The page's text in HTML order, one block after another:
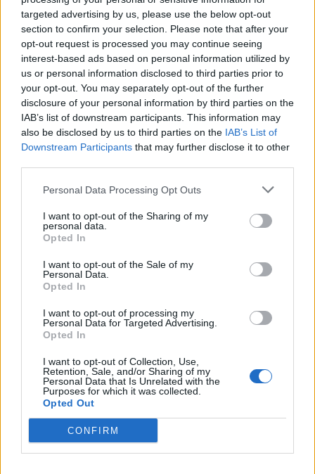
targeted advertising by us, please use the below opt-out
section to confirm your selection. Please note that after your
opt-out request is processed you may continue seeing
interest-based ads based on personal information utilized by
us or personal information disclosed to third parties prior to
your opt-out. You may separately opt-out of the further
disclosure of your personal information by third parties on the
IAB’s list of downstream participants. This information may
also be disclosed by us to third parties on the IAB’s List of
Downstream Participants that may further disclose it to other
Personal Data Processing Opt Outs
I want to opt-out of the Sharing of my
personal data.
Opted In
I want to opt-out of the Sale of my
Personal Data.
Opted In
I want to opt-out of processing my
Personal Data for Targeted Advertising.
Opted In
I want to opt-out of Collection, Use,
Retention, Sale, and/or Sharing of my
Personal Data that Is Unrelated with the
Purposes for which it was collected.
Opted Out
CONFIRM
Facebook Share on X Bluesky
Email Copy Link
Tags: 65ΧΡΟΝΟΣ
ΔΙΠΛΗ ΔΟΛΟΦΟΝΙΑ